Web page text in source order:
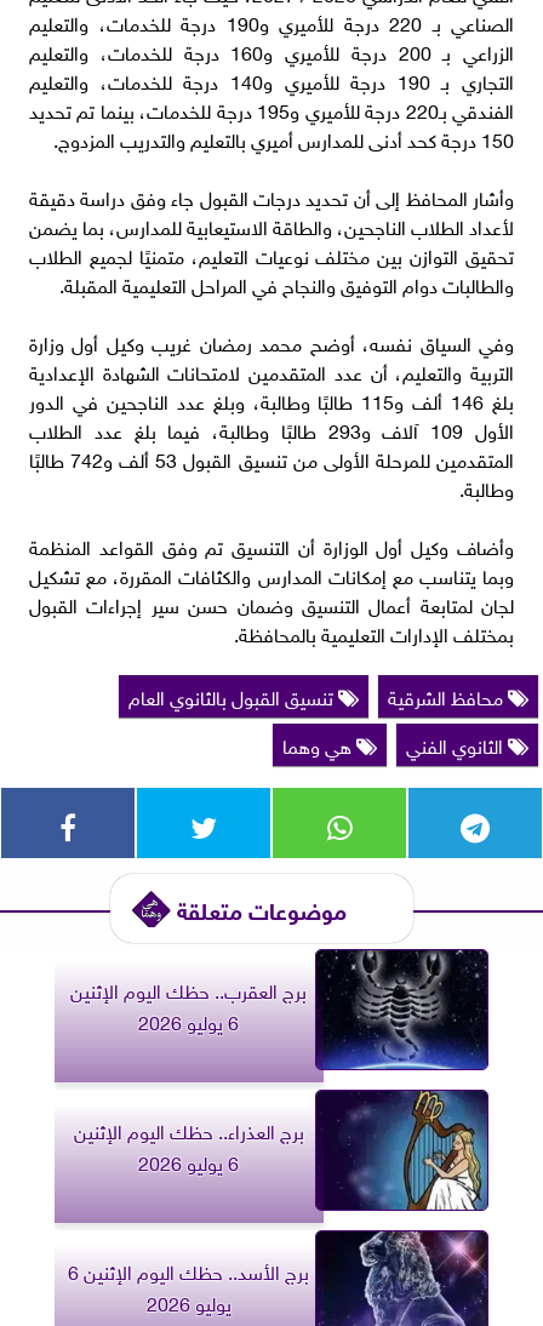
الصناعي بـ 220 درجة للأميري و190 درجة للخدمات، والتعليم
الزراعي بـ 200 درجة للأميري و160 درجة للخدمات، والتعليم
التجاري بـ 190 درجة للأميري و140 درجة للخدمات، والتعليم
الفندقي بـ220 درجة للأميري و195 درجة للخدمات، بينما تم تحديد
150 درجة كحد أدنى للمدارس أميري بالتعليم والتدريب المزدوج.
​وأشار المحافظ إلى أن تحديد درجات القبول جاء وفق دراسة دقيقة
لأعداد الطلاب الناجحين، والطاقة الاستيعابية للمدارس، بما يضمن
تحقيق التوازن بين مختلف نوعيات التعليم، متمنيًا لجميع الطلاب
والطالبات دوام التوفيق والنجاح في المراحل التعليمية المقبلة.
​وفي السياق نفسه، أوضح محمد رمضان غريب وكيل أول وزارة
التربية والتعليم، أن عدد المتقدمين لامتحانات الشهادة الإعدادية
بلغ 146 ألف و115 طالبًا وطالبة، وبلغ عدد الناجحين في الدور
الأول 109 آلاف و293 طالبًا وطالبة، فيما بلغ عدد الطلاب
المتقدمين للمرحلة الأولى من تنسيق القبول 53 ألف و742 طالبًا
وطالبة.
​وأضاف وكيل أول الوزارة أن التنسيق تم وفق القواعد المنظمة
وبما يتناسب مع إمكانات المدارس والكثافات المقررة، مع تشكيل
لجان لمتابعة أعمال التنسيق وضمان حسن سير إجراءات القبول
بمختلف الإدارات التعليمية بالمحافظة.
محافظ الشرقية
تنسيق القبول بالثانوي العام
الثانوي الفني
هي وهما
موضوعات متعلقة
برج العقرب.. حظك اليوم الإثنين
6 يوليو 2026
برج العذراء.. حظك اليوم الإثنين
6 يوليو 2026
برج الأسد.. حظك اليوم الإثنين 6
يوليو 2026